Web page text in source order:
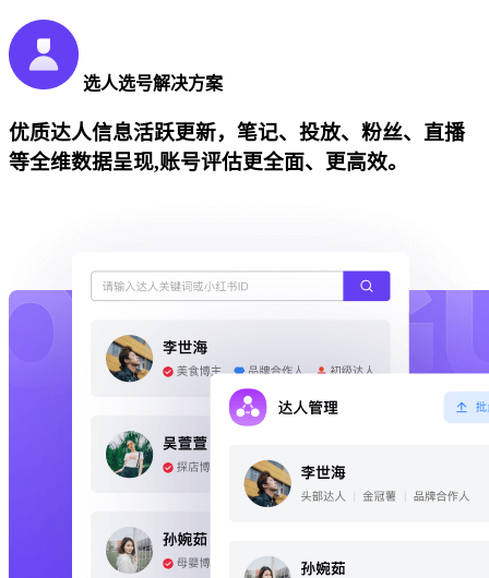
选人选号解决方案
优质达人信息活跃更新，笔记、投放、粉丝、直播
等全维数据呈现,账号评估更全面、更高效。